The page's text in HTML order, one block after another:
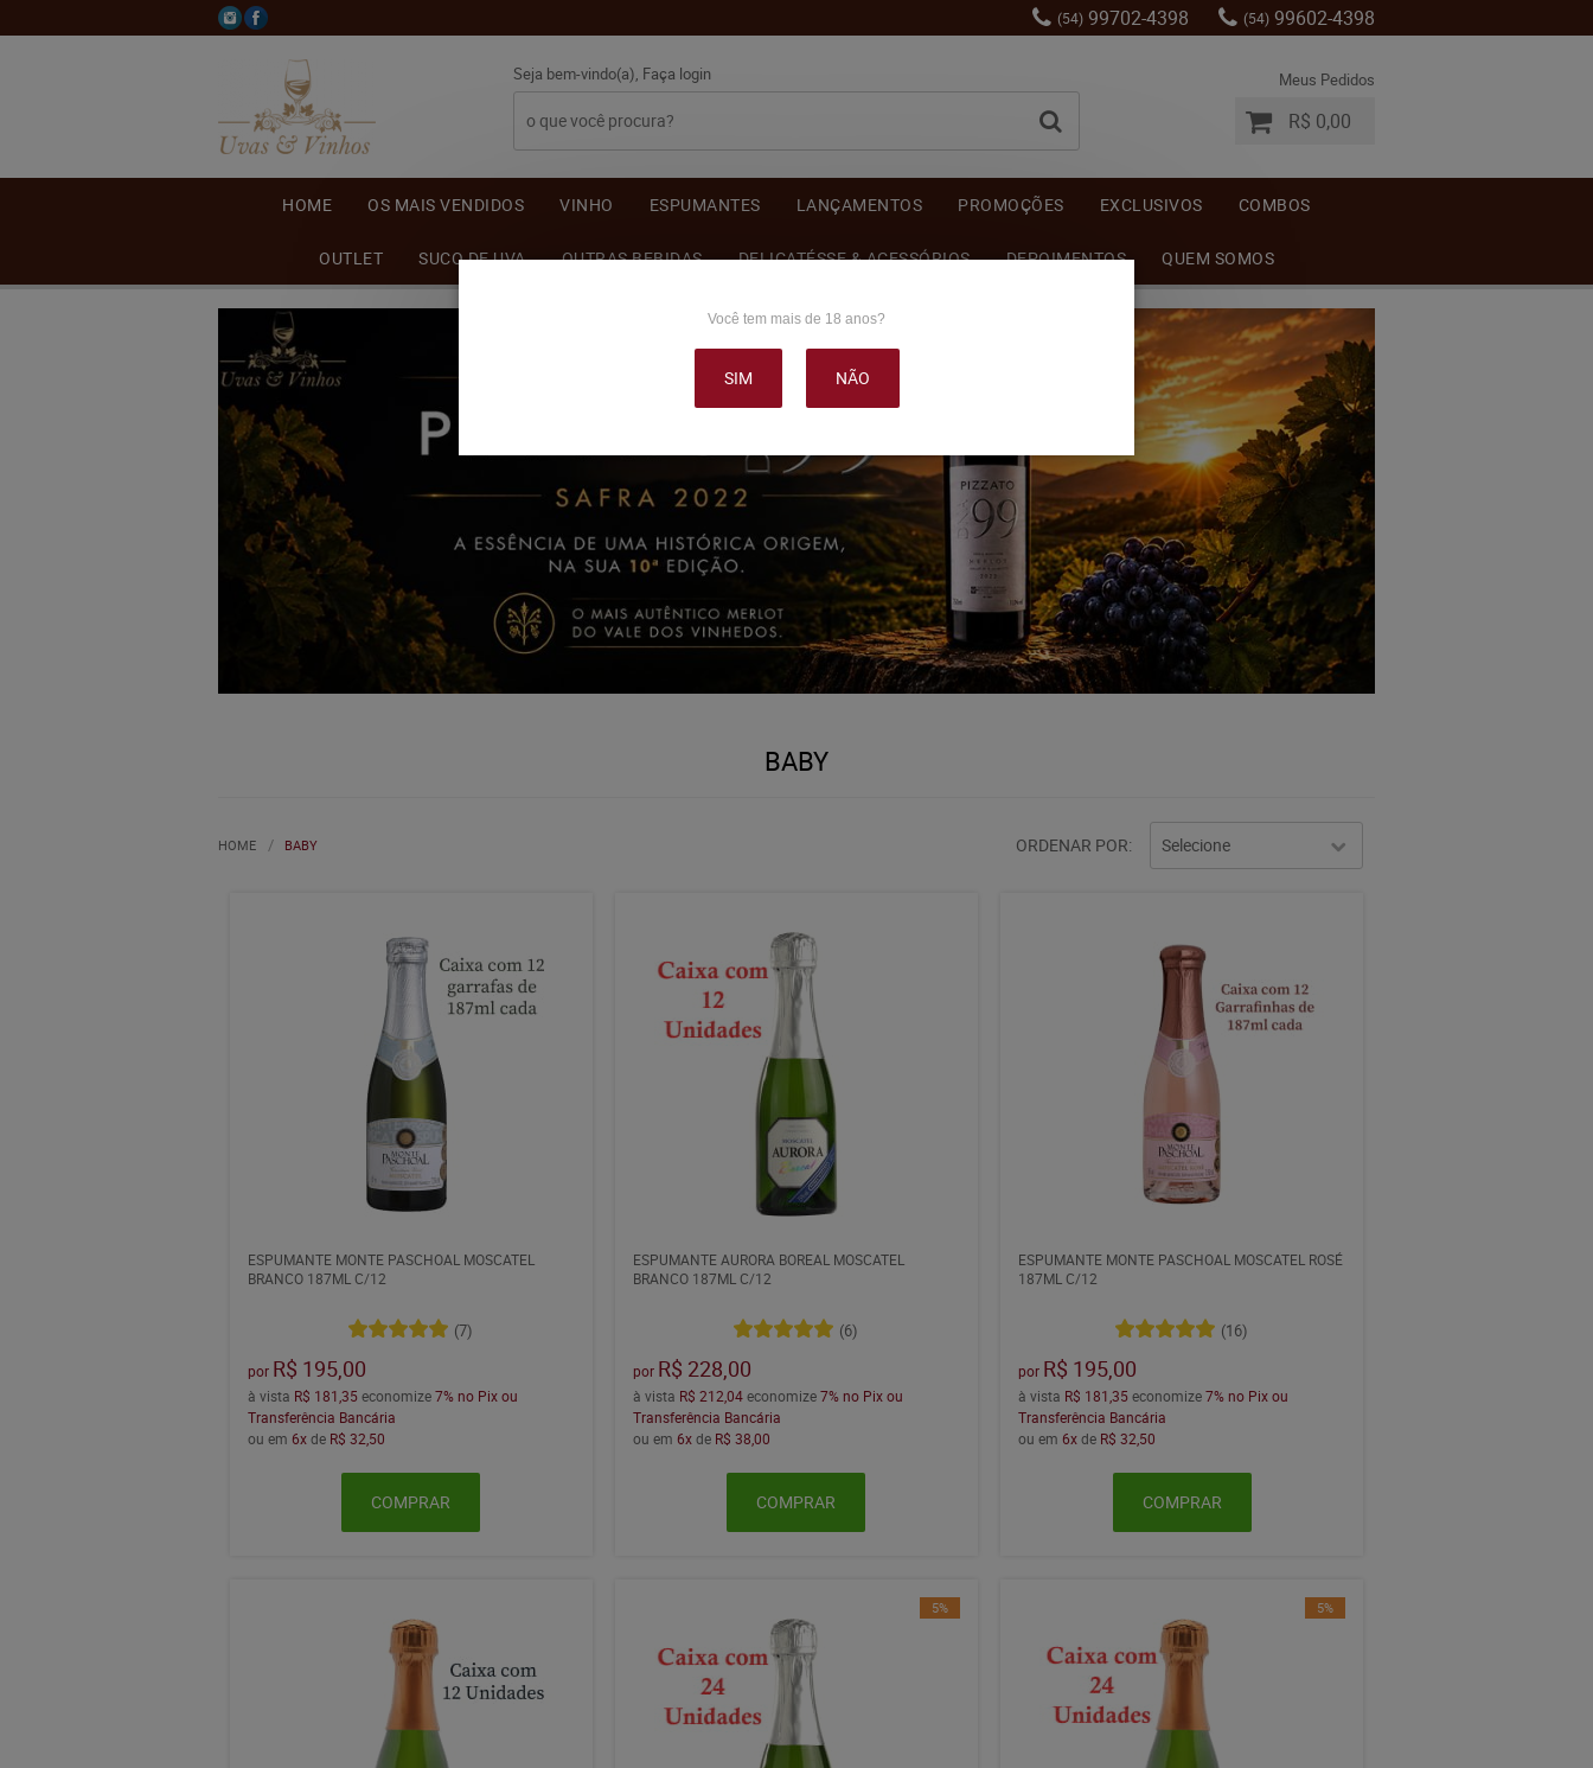
(54) 99702-4398 (54) 99602-4398
Seja bem-vindo(a), Faça login Meus Pedidos
R$ 0,00
HOME OS MAIS VENDIDOS VINHO ESPUMANTES LANÇAMENTOS PROMOÇÕES EXCLUSIVOS COMBOS
OUTLET SUCO DE UVA OUTRAS BEBIDAS DELICATÉSSE & ACESSÓRIOS DEPOIMENTOS QUEM SOMOS
BABY
HOME BABY ORDENAR POR Selecione
ESPUMANTE MONTE PASCHOAL MOSCATEL
BRANCO 187ML C/12
(7)
por R$ 195,00
à vista R$ 181,35economize7% no Pix ou
Transferência Bancária
ou em 6xde R$ 32,50
COMPRAR
ESPUMANTE AURORA BOREAL MOSCATEL
BRANCO 187ML C/12
(6)
por R$ 228,00
à vista R$ 212,04economize7% no Pix ou
Transferência Bancária
ou em6xde R$ 38,00
COMPRAR
ESPUMANTE MONTE PASCHOAL MOSCATEL ROSÉ
187ML C/12
(16)
por R$ 195,00
à vista R$ 181,35economize7% no Pix ou
Transferência Bancária
ou em6xde R$ 32,50
COMPRAR
5% 5%
Você tem mais de 18 anos?
SIM NÃO